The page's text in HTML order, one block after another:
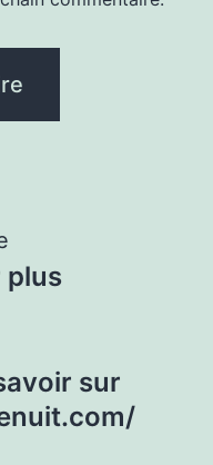
plus
sur